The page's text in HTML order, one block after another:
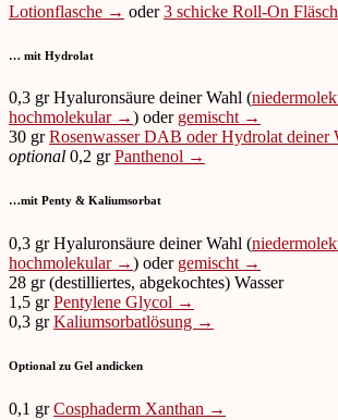
Lotionflasche → oder3 schicke Roll-On
… mit Hydrolat
0,3 gr Hyaluronsäure deiner Wahl (
hochmolekular →) oder gemischt →
30 grRosenwasser DAB oder Hydrolat
optional 0,2 grPanthenol →
…mit Penty & Kaliumsorbat
0,3 gr Hyaluronsäure deiner Wahl (
hochmolekular →) oder gemischt →
28 gr (destilliertes, abgekochtes) Wasser
1,5 grPentylene Glycol →
0,3 grKaliumsorbatlösung →
Optional zu Gel andicken
0,1 grCosphaderm Xanthan →